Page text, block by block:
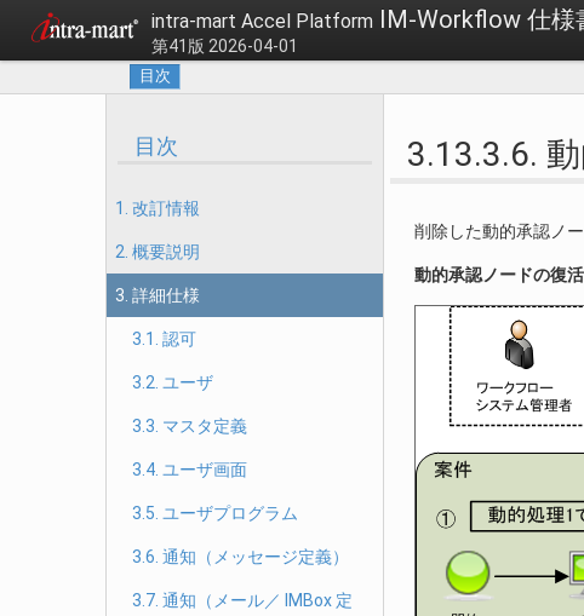
intra-mart Accel Platform IM-Workflow 仕様
第41版 2026-04-01
目次
目次
1. 改訂情報
2. 概要説明
3. 詳細仕様
3.1. 認可
3.2. ユーザ
3.3. マスタ定義
3.4. ユーザ画面
3.5. ユーザプログラム
3.6. 通知（メッセージ定義）
3.7. 通知（メール／ IMBox 定
3.13.3.6.
削除した動的承認ノ
動的承認ノードの復活